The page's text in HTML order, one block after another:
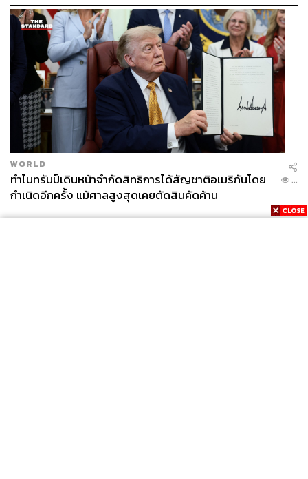
WORLD
ทำไมทรัมป์เดินหน้าจำกัดสิทธิการได้สัญชาติอเมริกันโดย
กำเนิดอีกครั้ง แม้ศาลสูงสุดเคยตัดสินคัดค้าน
...